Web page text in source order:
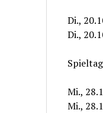
Di.,
Di.,
Mi.,
Mi.,